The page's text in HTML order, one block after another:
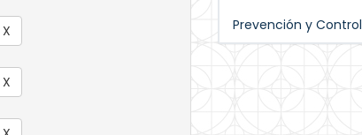
Prevención y Control